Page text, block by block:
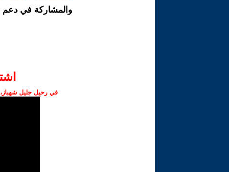
والمشاركة في دعم
في رحيل جليل شهباز،